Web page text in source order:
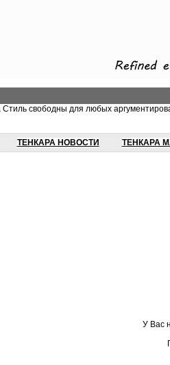
свободны для любых
ТЕНКАРА НОВОСТИ ТЕНКАРА
У Вас